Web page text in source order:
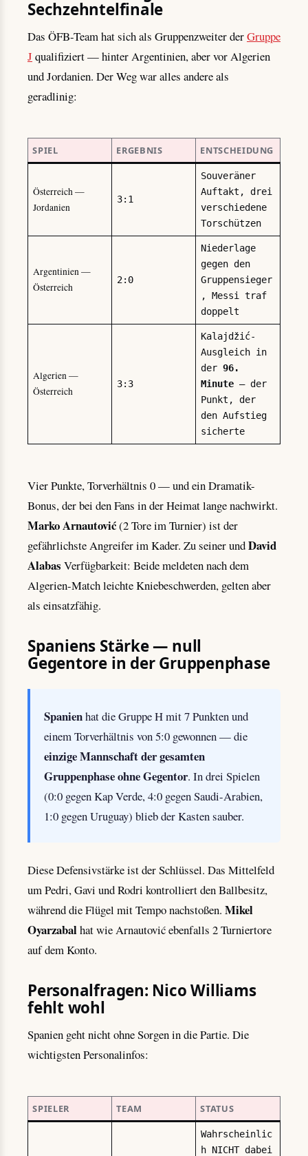
Sechzehntelfinale
Das ÖFB-Team hat sich als Gruppenzweiter derGruppe
J qualifiziert — hinter Argentinien, aber vor Algerien
und Jordanien. Der Weg war alles andere als
geradlinig:
SPIEL ERGEBNIS ENTSCHEIDUNG
Österreich —
Jordanien
3:1
Souveräner
Auftakt, drei
verschiedene
Torschützen
Argentinien —
Österreich
2:0
Niederlage
gegen den
Gruppensieger
, Messi traf
doppelt
Algerien —
Österreich
3:3
Kalajdžić-
Ausgleich in
der 96.
Minute— der
Punkt, der
den Aufstieg
sicherte
Vier Punkte, Torverhältnis 0 — und ein Dramatik-
Bonus, der bei den Fans in der Heimat lange nachwirkt.
Marko Arnautović(2 Tore im Turnier) ist der
gefährlichste Angreifer im Kader. Zu seiner undDavid
Alabas Verfügbarkeit: Beide meldeten nach dem
Algerien-Match leichte Kniebeschwerden, gelten aber
als einsatzfähig.
Spaniens Stärke — null
Gegentore in der Gruppenphase
Spanienhat die Gruppe H mit 7 Punkten und
einem Torverhältnis von 5:0 gewonnen — die
einzige Mannschaft der gesamten
Gruppenphase ohne Gegentor. In drei Spielen
(0:0 gegen Kap Verde, 4:0 gegen Saudi-Arabien,
1:0 gegen Uruguay) blieb der Kasten sauber.
Diese Defensivstärke ist der Schlüssel. Das Mittelfeld
um Pedri, Gavi und Rodri kontrolliert den Ballbesitz,
während die Flügel mit Tempo nachstoßen. Mikel
Oyarzabalhat wie Arnautović ebenfalls 2 Turniertore
auf dem Konto.
Personalfragen: Nico Williams
fehlt wohl
Spanien geht nicht ohne Sorgen in die Partie. Die
wichtigsten Personalinfos:
SPIELER TEAM STATUS
Wahrscheinlic
h NICHT dabei